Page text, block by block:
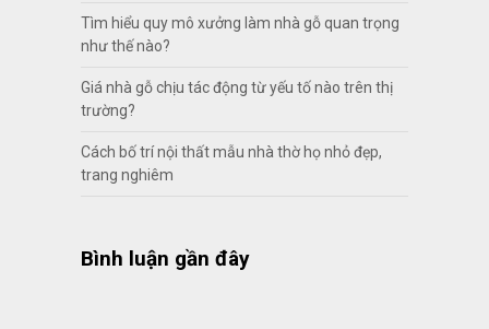
Tìm hiểu quy mô xưởng làm nhà gỗ quan trọng
như thế nào?
Giá nhà gỗ chịu tác động từ yếu tố nào trên thị
trường?
Cách bố trí nội thất mẫu nhà thờ họ nhỏ đẹp,
trang nghiêm
Bình luận gần đây